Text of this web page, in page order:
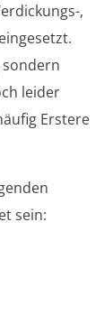
,
leider
Erstere
sein: